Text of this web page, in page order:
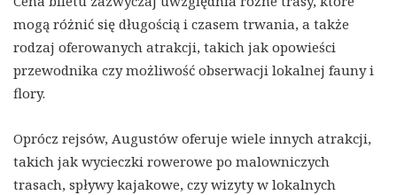
mogą różnić się długością i czasem trwania, a także
rodzaj oferowanych atrakcji, takich jak opowieści
przewodnika czy możliwość obserwacji lokalnej fauny i
flory.
Oprócz rejsów, Augustów oferuje wiele innych atrakcji,
takich jak wycieczki rowerowe po malowniczych
trasach, spływy kajakowe, czy wizyty w lokalnych